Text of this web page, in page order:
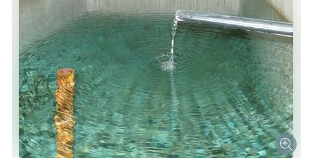
Skip to main content